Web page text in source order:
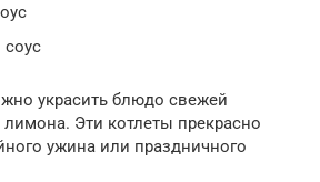
соус
украсить блюдо свежей
Эти котлеты прекрасно
ужина или праздничного